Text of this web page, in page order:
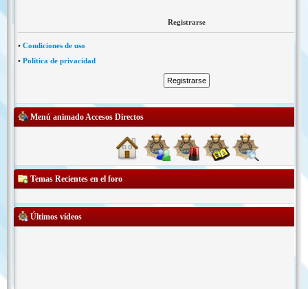
Registrarse
• Condiciones de uso
• Política de privacidad
Menú animado Accesos Directos
Temas Recientes en el foro
Últimos vídeos